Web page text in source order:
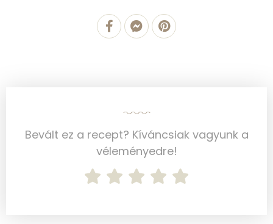
Többszörösen telítetlen zsírsav
Bevált ez a recept? Kíváncsiak vagyunk a
véleményedre!